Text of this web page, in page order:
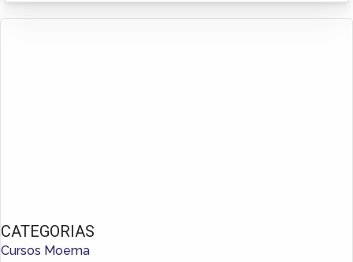
CATEGORIAS
Cursos Moema